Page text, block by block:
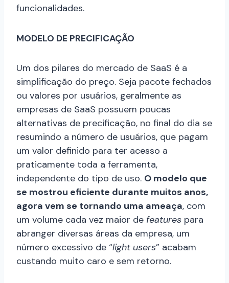
funcionalidades.
MODELO DE PRECIFICAÇÃO
Um dos pilares do mercado de SaaS é a
simplificação do preço. Seja pacote fechados
ou valores por usuários, geralmente as
empresas de SaaS possuem poucas
alternativas de precificação, no final do dia se
resumindo a número de usuários, que pagam
um valor definido para ter acesso a
praticamente toda a ferramenta,
independente do tipo de uso. O modelo que
se mostrou eficiente durante muitos anos,
agora vem se tornando uma ameaça, com
um volume cada vez maior de features para
abranger diversas áreas da empresa, um
número excessivo de “light users” acabam
custando muito caro e sem retorno.